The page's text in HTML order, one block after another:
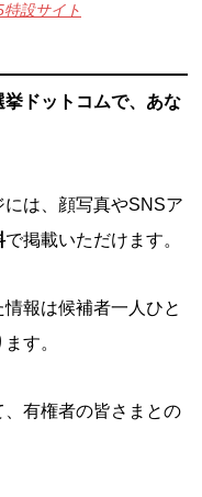
設サイト
ドットコムで、あな
は、顔写真やSNSア
で掲載いただけます。
報は候補者一人ひと
す。
有権者の皆さまとの